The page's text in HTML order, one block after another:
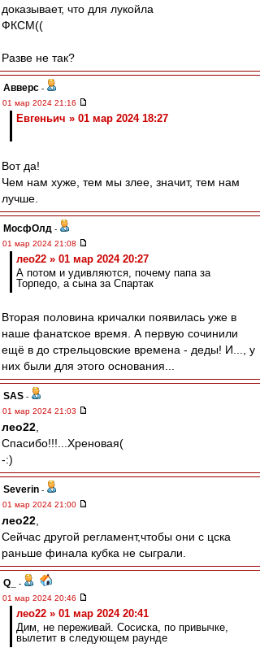
доказывает, что для лукойла
ФКСМ((
Разве не так?
Авверс -
01 мар 2024 21:16
Евгеньич » 01 мар 2024 18:27
Вот да!
Чем нам хуже, тем мы злее, значит, тем нам
лучше.
МосфОлд -
01 мар 2024 21:08
лео22 » 01 мар 2024 20:27
А потом и удивляются, почему папа за
Торпедо, а сына за Спартак
Вторая половина кричалки появилась уже в
наше фанатское время. А первую сочинили
ещё в до стрельцовские времена - деды! И..., у
них были для этого основания...
SAS -
01 мар 2024 21:03
лео22
Спасибо!!!...Хреновая(
-:)
Severin -
01 мар 2024 21:00
лео22
Сейчас другой регламент,чтобы они с цска
раньше финала кубка не сыграли.
Q_
-
01 мар 2024 20:46
лео22 » 01 мар 2024 20:41
Дим, не переживай. Сосиска, по привычке,
вылетит в следующем раунде